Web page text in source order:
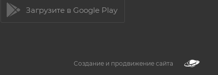
Загрузите в Google Play
Создание и продвижение сайта